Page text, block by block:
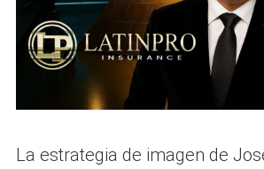
La estrategia de imagen de